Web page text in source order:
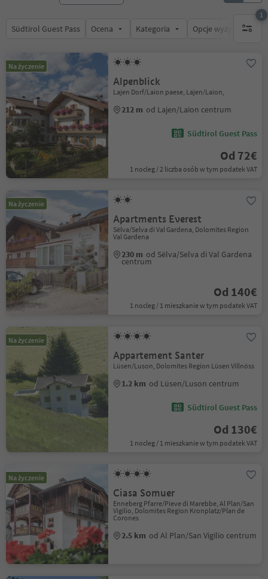
Südtirol Guest Pass Ocena Kategoria Opcje wyżywienia
1
1
Na życzenie
Alpenblick
Lajen Dorf/Laion paese, Lajen/Laion,
212 m od Lajen/Laion centrum
Südtirol Guest Pass
Od 72€
1 nocleg / 2 liczba osób w tym podatek VAT
Na życzenie
Apartments Everest
Sëlva/Selva di Val Gardena, Dolomites Region
Val Gardena
230 m od Sëlva/Selva di Val Gardena
centrum
Od 140€
1 nocleg / 1 mieszkanie w tym podatek VAT
Na życzenie
Appartement Santer
Lüsen/Luson, Dolomites Region Lüsen Villnöss
1.2 km od Lüsen/Luson centrum
Südtirol Guest Pass
Od 130€
1 nocleg / 1 mieszkanie w tym podatek VAT
Na życzenie
Ciasa Somuer
Enneberg Pfarre/Pieve di Marebbe, Al Plan/San
Vigilio, Dolomites Region Kronplatz/Plan de
Corones
2.5 km od Al Plan/San Vigilio centrum